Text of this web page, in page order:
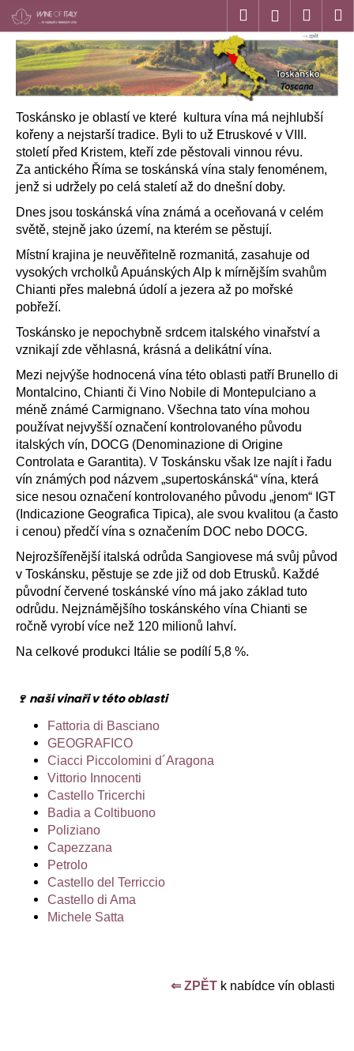
Přejít
na
obsah
Hledat
košík
Toskánsko je oblastí ve které kultura vína má nejhlubší
kořeny a nejstarší tradice. Byli to už Etruskové v VIII.
století před Kristem, kteří zde pěstovali vinnou révu.
Za antického Říma se toskánská vína staly fenoménem,
jenž si udržely po celá staletí až do dnešní doby.
Dnes jsou toskánská vína známá a oceňovaná v celém
světě, stejně jako území, na kterém se pěstují.
Místní krajina je neuvěřitelně rozmanitá, zasahuje od
vysokých vrcholků Apuánských Alp k mírnějším svahům
Chianti přes malebná údolí a jezera až po mořské
pobřeží.
Toskánsko je nepochybně srdcem italského vinařství a
vznikají zde věhlasná, krásná a delikátní vína.
Mezi nejvýše hodnocená vína této oblasti patří Brunello di
Montalcino, Chianti či Vino Nobile di Montepulciano a
méně známé Carmignano. Všechna tato vína mohou
používat nejvyšší označení kontrolovaného původu
italských vín, DOCG (Denominazione di Origine
Controlata e Garantita). V Toskánsku však lze najít i řadu
vín známých pod názvem „supertoskánská“ vína, která
sice nesou označení kontrolovaného původu „jenom“ IGT
(Indicazione Geografica Tipica), ale svou kvalitou (a často
i cenou) předčí vína s označením DOC nebo DOCG.
Nejrozšířenější italská odrůda Sangiovese má svůj původ
v Toskánsku, pěstuje se zde již od dob Etrusků. Každé
původní červené toskánské víno má jako základ tuto
odrůdu. Nejznámějšího toskánského vína Chianti se
ročně vyrobí více než 120 milionů lahví.
Na celkové produkci Itálie se podílí 5,8 %.
🍷 naši vinaři v této oblasti
Fattoria di Basciano
GEOGRAFICO
Ciacci Piccolomini d´Aragona
Vittorio Innocenti
Castello Tricerchi
Badia a Coltibuono
Poliziano
Capezzana
Petrolo
Castello del Terriccio
Castello di Ama
Michele Satta
⇐ ZPĚT k nabídce vín oblasti
K
o Zpět
Zpět
C
o
p
o
t
ř
e
b
u
j
e
t
e
n
a
j
í
t
?
HLEDAT
D
o
p
o
u
SUSUMANIELLO
SALENTO
SERRE
IGP
CANTINE
DUE
PALME